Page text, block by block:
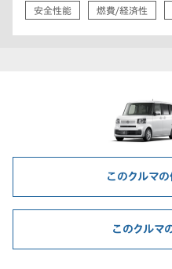
安全性能 燃費/経済性
このクルマ
このクルマ